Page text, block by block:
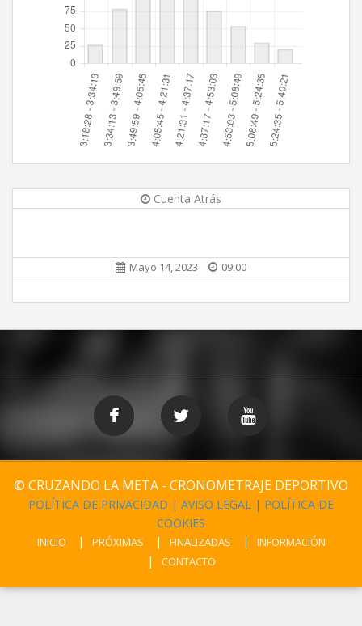
Cuenta Atrás
Mayo 14, 2023 09:00
© CRUZANDO LA META - CRONOMETRAJE DEPORTIVO
POLÍTICA DE PRIVACIDAD | AVISO LEGAL | POLÍTICA DE
COOKIES
INICIO PRÓXIMAS FINALIZADAS
INFORMACIÓN
CONTACTO